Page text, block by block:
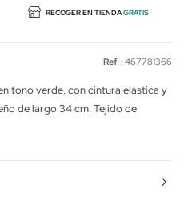
RECOGER EN TIENDAGRATIS
Ref. : 467781366
tono verde, con cintura elástica y
de largo 34 cm. Tejido de